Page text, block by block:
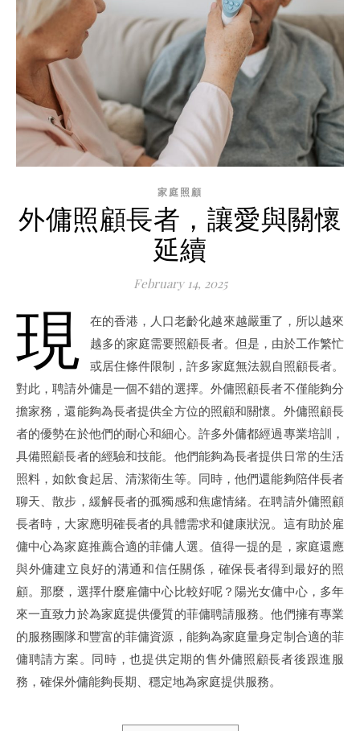
家庭照顧
外傭照顧長者，讓愛與關懷
延續
February 14, 2025
現
在的香港，人口老齡化越來越嚴重了，所以越來
越多的家庭需要照顧長者。但是，由於工作繁忙
或居住條件限制，許多家庭無法親自照顧長者。
對此，聘請外傭是一個不錯的選擇。外傭照顧長者不僅能夠分
擔家務，還能夠為長者提供全方位的照顧和關懷。外傭照顧長
者的優勢在於他們的耐心和細心。許多外傭都經過專業培訓，
具備照顧長者的經驗和技能。他們能夠為長者提供日常的生活
照料，如飲食起居、清潔衛生等。同時，他們還能夠陪伴長者
聊天、散步，緩解長者的孤獨感和焦慮情緒。在聘請外傭照顧
長者時，大家應明確長者的具體需求和健康狀況。這有助於雇
傭中心為家庭推薦合適的菲傭人選。值得一提的是，家庭還應
與外傭建立良好的溝通和信任關係，確保長者得到最好的照
顧。那麼，選擇什麼雇傭中心比較好呢？陽光女傭中心，多年
來一直致力於為家庭提供優質的菲傭聘請服務。他們擁有專業
的服務團隊和豐富的菲傭資源，能夠為家庭量身定制合適的菲
傭聘請方案。同時，也提供定期的售外傭照顧長者後跟進服
務，確保外傭能夠長期、穩定地為家庭提供服務。